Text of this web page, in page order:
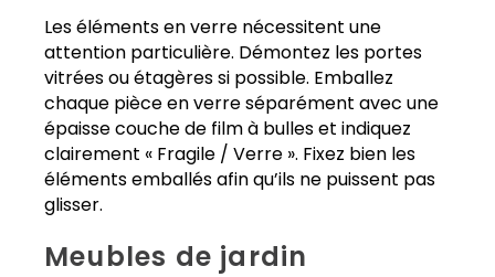
Les éléments en verre nécessitent une
attention particulière. Démontez les portes
vitrées ou étagères si possible. Emballez
chaque pièce en verre séparément avec une
épaisse couche de film à bulles et indiquez
clairement « Fragile / Verre ». Fixez bien les
éléments emballés afin qu’ils ne puissent pas
glisser.
Meubles de jardin